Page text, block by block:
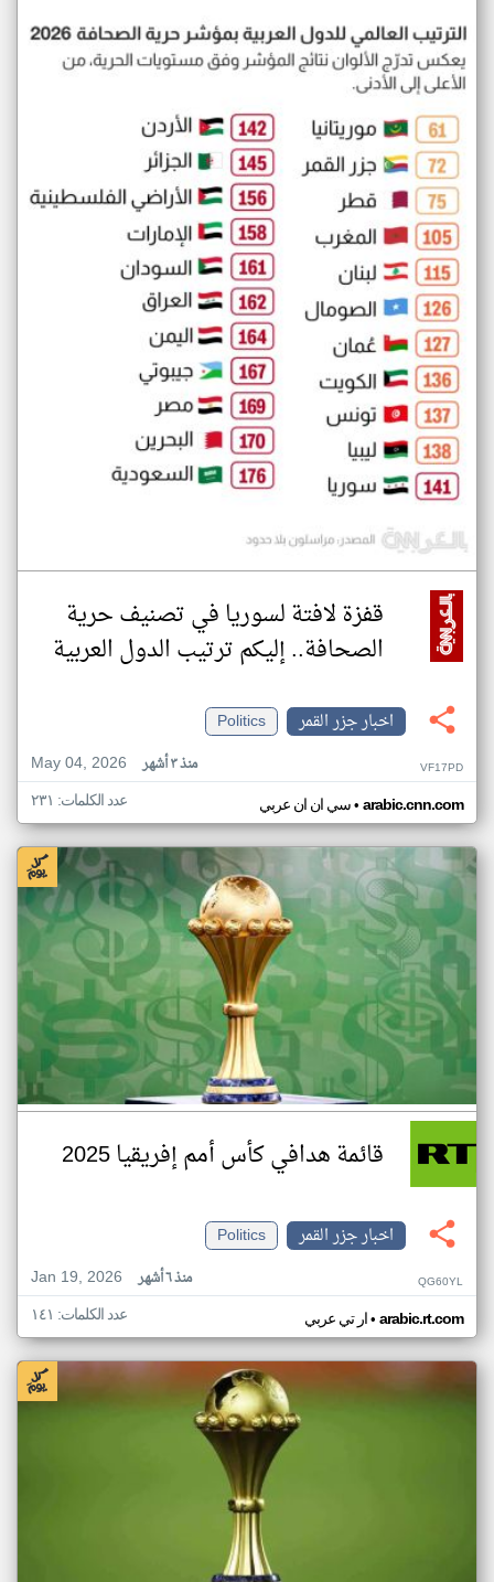
قفزة لافتة لسوريا في تصنيف حرية
الصحافة.. إليكم ترتيب الدول العربية
اخبار جزر القمر
Politics
May 04, 2026
منذ ٣ أشهر VF17PD
سي ان ان عربي• arabic.cnn.com عدد الكلمات: ٢٣١
قائمة هدافي كأس أمم إفريقيا 2025
اخبار جزر القمر
Politics
Jan 19, 2026
منذ ٦ أشهر QG60YL
ار تي عربي• arabic.rt.com عدد الكلمات: ١٤١